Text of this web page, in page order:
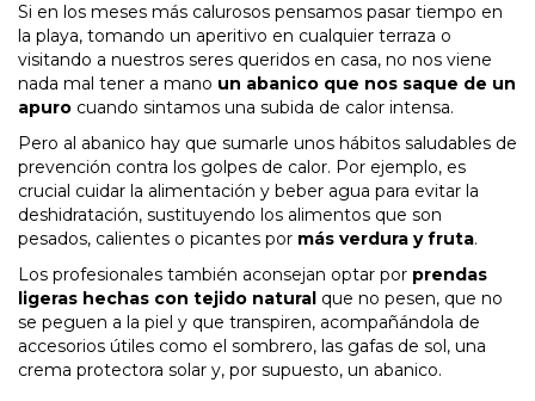
Si en los meses más calurosos pensamos pasar tiempo en
la playa, tomando un aperitivo en cualquier terraza o
visitando a nuestros seres queridos en casa, no nos viene
nada mal tener a mano un abanico que nos saque de un
apuro cuando sintamos una subida de calor intensa.
Pero al abanico hay que sumarle unos hábitos saludables de
prevención contra los golpes de calor. Por ejemplo, es
crucial cuidar la alimentación y beber agua para evitar la
deshidratación, sustituyendo los alimentos que son
pesados, calientes o picantes por más verdura y fruta.
Los profesionales también aconsejan optar por prendas
ligeras hechas con tejido natural que no pesen, que no
se peguen a la piel y que transpiren, acompañándola de
accesorios útiles como el sombrero, las gafas de sol, una
crema protectora solar y, por supuesto, un abanico.